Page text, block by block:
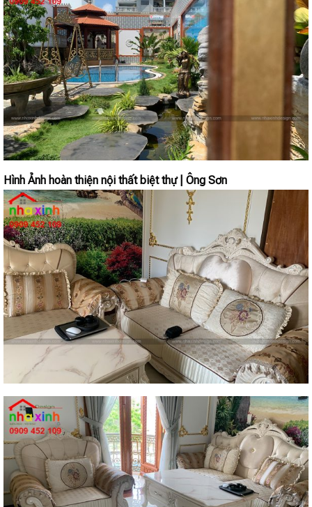
Hình Ảnh hoàn thiện nội thất biệt thự | Ông Sơn